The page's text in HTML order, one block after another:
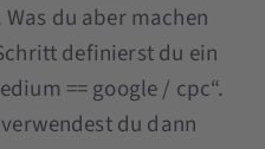
du aber machen
definierst du ein
== google / cpc“.
du dann